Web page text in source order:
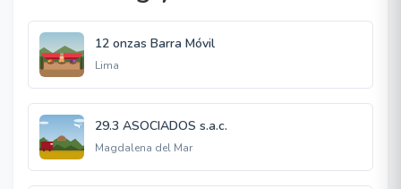
12 onzas Barra Móvil
Lima
29.3 ASOCIADOS s.a.c.
Magdalena del Mar